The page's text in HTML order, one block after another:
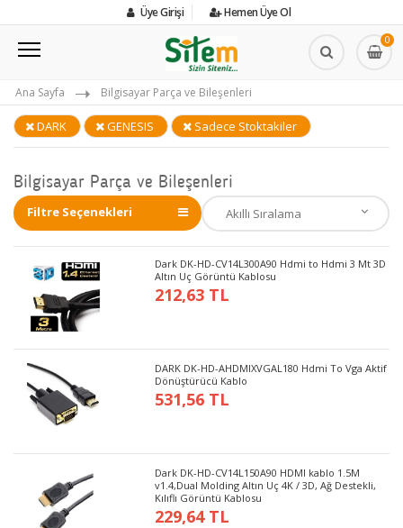
Üye Girişi Hemen Üye Ol
0
Ana Sayfa Bilgisayar Parça ve Bileşenleri
DARK GENESIS Sadece Stoktakiler
Bilgisayar Parça ve Bileşenleri
Filtre Seçenekleri
Dark DK-HD-CV14L300A90 Hdmi to Hdmi 3 Mt 3D
Altın Uç Görüntü Kablosu
212,63 TL
DARK DK-HD-AHDMIXVGAL180 Hdmi To Vga Aktif
Dönüştürücü Kablo
531,56 TL
Dark DK-HD-CV14L150A90 HDMI kablo 1.5M
v1.4,Dual Molding Altın Uç 4K / 3D, Ağ Destekli,
Kılıflı Görüntü Kablosu
229,64 TL